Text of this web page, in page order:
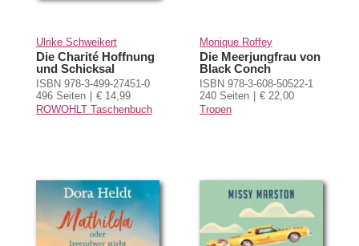
Ulrike Schweikert
Die Charité Hoffnung
und Schicksal
ISBN 978-3-499-27451-0
496 Seiten
€ 14,99
ROWOHLT Taschenbuch
Monique Roffey
Die Meerjungfrau von
Black Conch
ISBN 978-3-608-50522-1
240 Seiten
€ 22,00
Tropen